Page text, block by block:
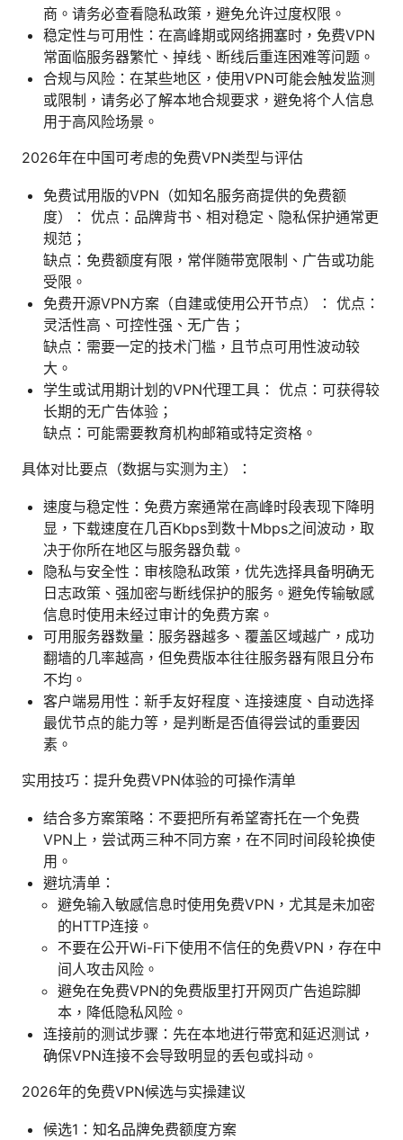
商。请务必查看隐私政策，避免允许过度权限。
稳定性与可用性：在高峰期或网络拥塞时，免费VPN
常面临服务器繁忙、掉线、断线后重连困难等问题。
合规与风险：在某些地区，使用VPN可能会触发监测
或限制，请务必了解本地合规要求，避免将个人信息
用于高风险场景。
2026年在中国可考虑的免费VPN类型与评估
免费试用版的VPN（如知名服务商提供的免费额
度）： 优点：品牌背书、相对稳定、隐私保护通常更
规范；
缺点：免费额度有限，常伴随带宽限制、广告或功能
受限。
免费开源VPN方案（自建或使用公开节点）： 优点：
灵活性高、可控性强、无广告；
缺点：需要一定的技术门槛，且节点可用性波动较
大。
学生或试用期计划的VPN代理工具： 优点：可获得较
长期的无广告体验；
缺点：可能需要教育机构邮箱或特定资格。
具体对比要点（数据与实测为主）：
速度与稳定性：免费方案通常在高峰时段表现下降明
显，下载速度在几百Kbps到数十Mbps之间波动，取
决于你所在地区与服务器负载。
隐私与安全性：审核隐私政策，优先选择具备明确无
日志政策、强加密与断线保护的服务。避免传输敏感
信息时使用未经过审计的免费方案。
可用服务器数量：服务器越多、覆盖区域越广，成功
翻墙的几率越高，但免费版本往往服务器有限且分布
不均。
客户端易用性：新手友好程度、连接速度、自动选择
最优节点的能力等，是判断是否值得尝试的重要因
素。
实用技巧：提升免费VPN体验的可操作清单
结合多方案策略：不要把所有希望寄托在一个免费
VPN上，尝试两三种不同方案，在不同时间段轮换使
用。
避坑清单：
避免输入敏感信息时使用免费VPN，尤其是未加密
的HTTP连接。
不要在公开Wi-Fi下使用不信任的免费VPN，存在中
间人攻击风险。
避免在免费VPN的免费版里打开网页广告追踪脚
本，降低隐私风险。
连接前的测试步骤：先在本地进行带宽和延迟测试，
确保VPN连接不会导致明显的丢包或抖动。
2026年的免费VPN候选与实操建议
候选1：知名品牌免费额度方案